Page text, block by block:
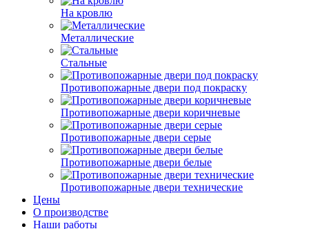
На кровлю
Металлические
Стальные
Противопожарные двери под покраску
Противопожарные двери коричневые
Противопожарные двери серые
Противопожарные двери белые
Противопожарные двери технические
Цены
О производстве
Наши работы